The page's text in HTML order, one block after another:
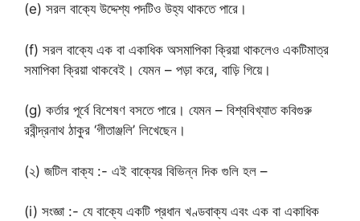
(e) সরল বাক্যে উদ্দেশ্য পদটিও উহ্য থাকতে পারে।
(f) সরল বাক্যে এক বা একাধিক অসমাপিকা ক্রিয়া থাকলেও একটিমাত্র
সমাপিকা ক্রিয়া থাকবেই। যেমন – পড়া করে, বাড়ি গিয়ে।
(g) কর্তার পূর্বে বিশেষণ বসতে পারে। যেমন – বিশ্ববিখ্যাত কবিগুরু
রবীন্দ্রনাথ ঠাকুর ‘গীতাঞ্জলি’ লিখেছেন।
(২) জটিল বাক্য :- এই বাক্যের বিভিন্ন দিক গুলি হল –
(i) সংজ্ঞা :- যে বাক্যে একটি প্রধান খণ্ডবাক্য এবং এক বা একাধিক